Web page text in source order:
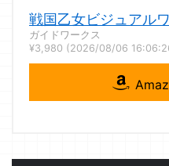
戦国乙女ビジュアル
ガイドワークス
¥3,980 (2026/08/06